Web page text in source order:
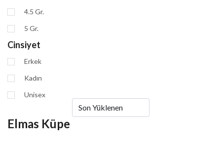
4.5 Gr.
5 Gr.
Cinsiyet
Erkek
Kadın
Unisex
Elmas Küpe